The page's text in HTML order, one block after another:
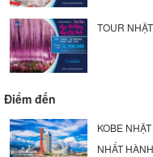
TOUR
Điểm đến
KOBE
NHẤT